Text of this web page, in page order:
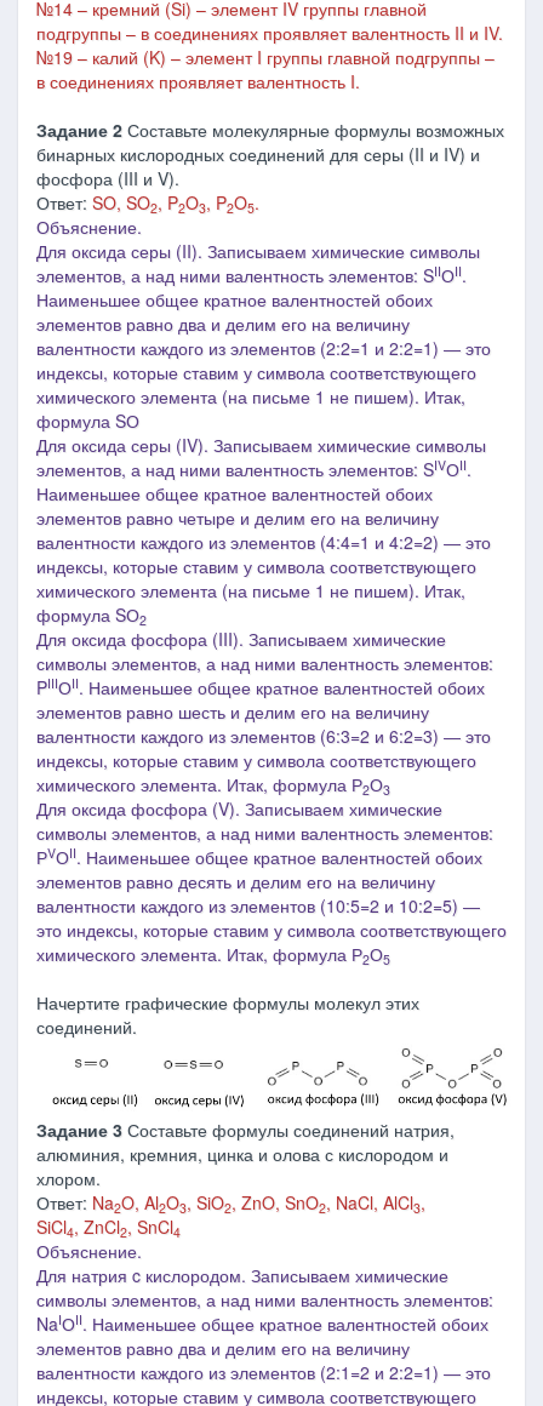
№14 – кремний (Si) – элемент IV группы главной
подгруппы – в соединениях проявляет валентность II и IV.
№19 – калий (K) – элемент I группы главной подгруппы –
в соединениях проявляет валентность I.
Задание 2 Составьте молекулярные формулы возможных
бинарных кислородных соединений для серы (II и IV) и
фосфора (III и V).
Ответ: SO, SO2, P2O3, P2O5.
Объяснение.
Для оксида серы (II). Записываем химические символы
элементов, а над ними валентность элементов: SIIОII.
Наименьшее общее кратное валентностей обоих
элементов равно два и делим его на величину
валентности каждого из элементов (2:2=1 и 2:2=1) ― это
индексы, которые ставим у символа соответствующего
химического элемента (на письме 1 не пишем). Итак,
формула SО
Для оксида серы (IV). Записываем химические символы
элементов, а над ними валентность элементов: SIVОII.
Наименьшее общее кратное валентностей обоих
элементов равно четыре и делим его на величину
валентности каждого из элементов (4:4=1 и 4:2=2) ― это
индексы, которые ставим у символа соответствующего
химического элемента (на письме 1 не пишем). Итак,
формула SО2
Для оксида фосфора (III). Записываем химические
символы элементов, а над ними валентность элементов:
PIIIОII. Наименьшее общее кратное валентностей обоих
элементов равно шесть и делим его на величину
валентности каждого из элементов (6:3=2 и 6:2=3) ― это
индексы, которые ставим у символа соответствующего
химического элемента. Итак, формула Р2О3
Для оксида фосфора (V). Записываем химические
символы элементов, а над ними валентность элементов:
РVОII. Наименьшее общее кратное валентностей обоих
элементов равно десять и делим его на величину
валентности каждого из элементов (10:5=2 и 10:2=5) ―
это индексы, которые ставим у символа соответствующего
химического элемента. Итак, формула Р2О5
Начертите графические формулы молекул этих
соединений.
Задание 3 Составьте формулы соединений натрия,
алюминия, кремния, цинка и олова с кислородом и
хлором.
Ответ: Na2O, Al2O3, SiO2, ZnO, SnO2, NaCl, AlCl3,
SiCl4, ZnCl2, SnCl4
Объяснение.
Для натрия c кислородом. Записываем химические
символы элементов, а над ними валентность элементов:
NaIОII. Наименьшее общее кратное валентностей обоих
элементов равно два и делим его на величину
валентности каждого из элементов (2:1=2 и 2:2=1) ― это
индексы, которые ставим у символа соответствующего